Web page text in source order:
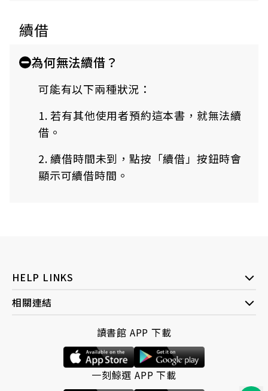
續借
為何無法續借？
可能有以下兩種狀況：
1. 若有其他使用者預約這本書，就無法續
借。
2. 續借時間未到，點按「續借」按鈕時會
顯示可續借時間。
HELP LINKS
相關連結
讀書館 APP 下載
一刻鯨選 APP 下載